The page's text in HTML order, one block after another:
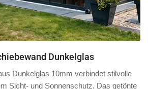
Dunkelglas
Dunkelglas 10mm verbindet stilvolle
Sicht- und Sonnenschutz. Das getönte